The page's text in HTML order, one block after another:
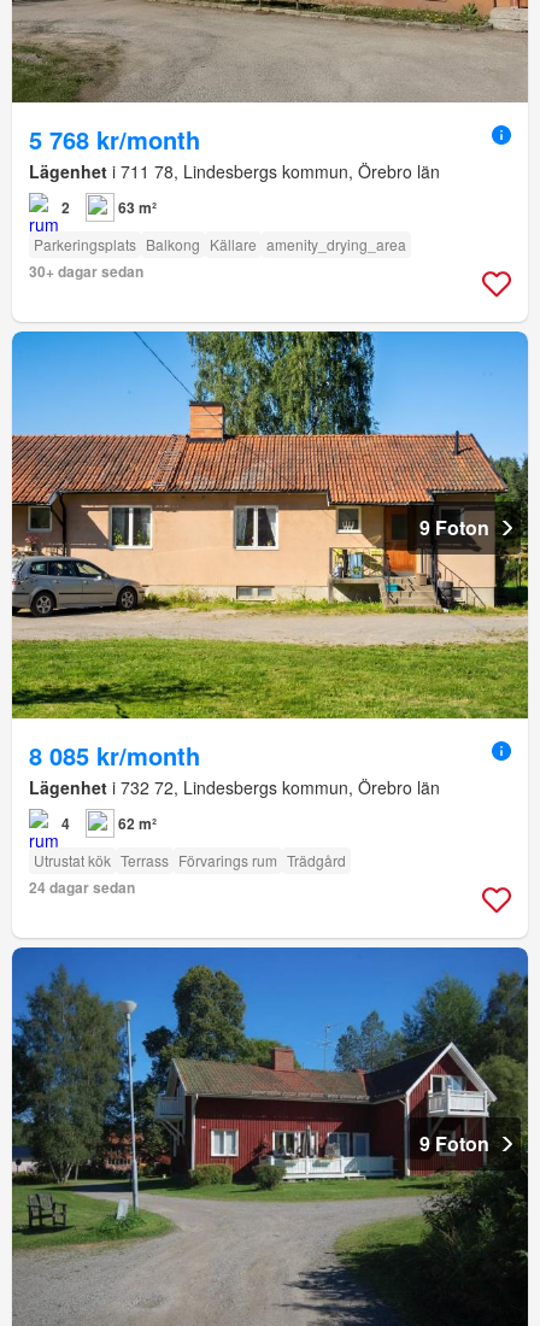
5 768 kr/month
Lägenhet i 711 78, Lindesbergs kommun, Örebro län
2 63 m²
Parkeringsplats Balkong Källare amenity_drying_area
30+ dagar sedan
9 Foton
8 085 kr/month
Lägenhet i 732 72, Lindesbergs kommun, Örebro län
4 62 m²
Utrustat kök Terrass Förvarings rum Trädgård
24 dagar sedan
9 Foton